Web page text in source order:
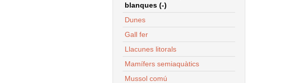
blanques (-)
Dunes
Gall fer
Llacunes litorals
Mamífers semiaquàtics
Mussol comú